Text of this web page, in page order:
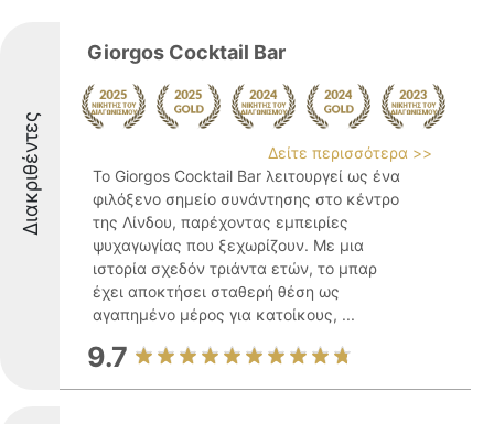
Διακριθέντες
Giorgos Cocktail Bar
Δείτε περισσότερα >>
Το Giorgos Cocktail Bar λειτουργεί ως ένα
φιλόξενο σημείο συνάντησης στο κέντρο
της Λίνδου, παρέχοντας εμπειρίες
ψυχαγωγίας που ξεχωρίζουν. Με μια
ιστορία σχεδόν τριάντα ετών, το μπαρ
έχει αποκτήσει σταθερή θέση ως
αγαπημένο μέρος για κατοίκους, ...
9.7